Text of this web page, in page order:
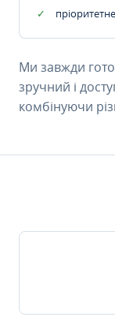
Ми завжди
зручний і
комбінуючи